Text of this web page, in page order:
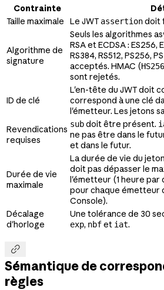
Contrainte
Taille maximale
Le JWT assertiondoit
Algorithme de
signature
Seuls les algorithmes
RSA et ECDSA : ES256,
RS384, RS512, PS256,
acceptés. HMAC (HS256
sont rejetés.
ID de clé
L'en-tête du JWT doit
correspond à une clé
l'émetteur. Les jetons
Revendications
requises
subdoit être présent.
ne pas être dans le
et dans le futur.
Durée de vie
maximale
La durée de vie du
doit pas dépasser le
l'émetteur (1 heure par
pour chaque émetteur
Console).
Décalage
d'horloge
Une tolérance de 30
exp, nbfet iat.

Sémantique de
règles